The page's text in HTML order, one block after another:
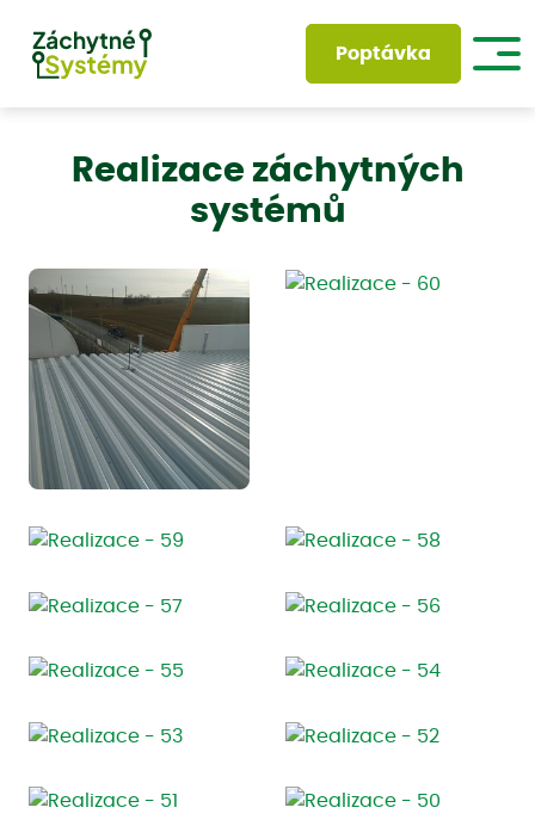
Poptávka
Realizace záchytných
systémů